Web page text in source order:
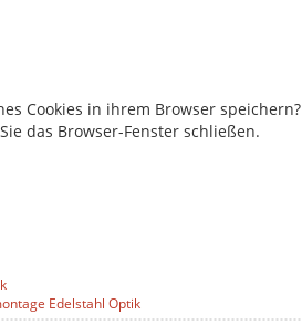
Cookies in ihrem Browser speichern?
das Browser-Fenster schließen.
Edelstahl Optik